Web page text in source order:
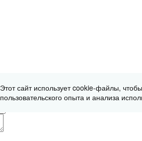
Этот сайт использует cookie-файлы,
пользовательского опыта и анализа